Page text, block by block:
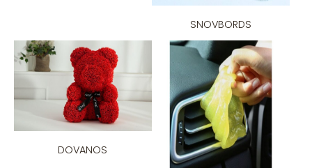
SNOVBORDS
DOVANOS